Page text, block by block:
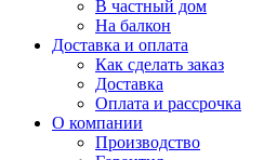
В частный дом
На балкон
Доставка и оплата
Как сделать заказ
Доставка
Оплата и рассрочка
О компании
Производство